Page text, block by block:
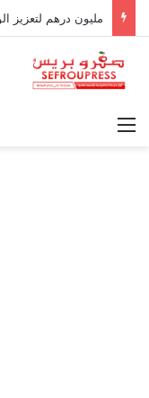
القائمة